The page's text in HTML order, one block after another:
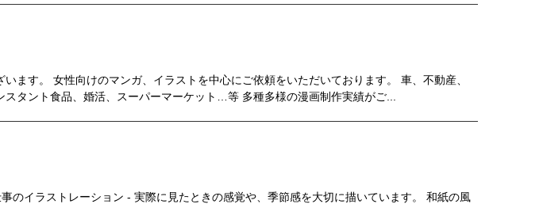
います。 女性向けのマンガ、イラストを中心にご依頼をいただいております。 車、不動産、
スタント食品、婚活、スーパーマーケット…等 多種多様の漫画制作実績がご...
のイラストレーション - 実際に見たときの感覚や、季節感を大切に描いています。 和紙の風